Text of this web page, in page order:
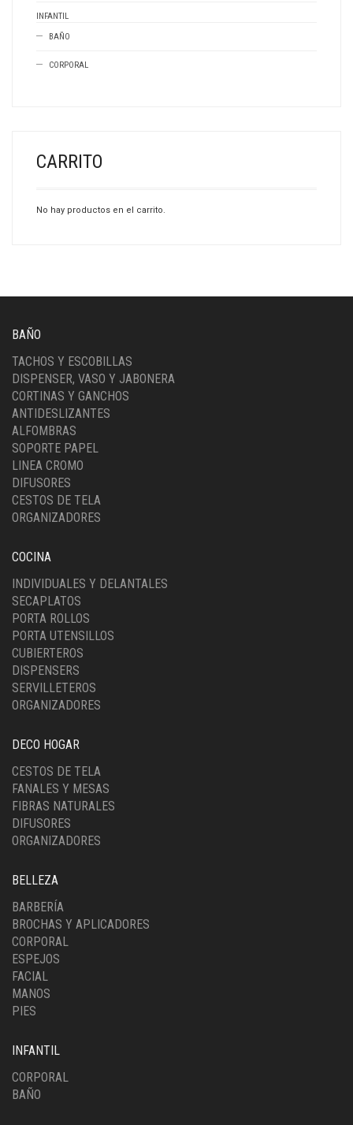
INFANTIL
BAÑO
CORPORAL
CARRITO
No hay productos en el carrito.
BAÑO
TACHOS Y ESCOBILLAS
DISPENSER, VASO Y JABONERA
CORTINAS Y GANCHOS
ANTIDESLIZANTES
ALFOMBRAS
SOPORTE PAPEL
LINEA CROMO
DIFUSORES
CESTOS DE TELA
ORGANIZADORES
COCINA
INDIVIDUALES Y DELANTALES
SECAPLATOS
PORTA ROLLOS
PORTA UTENSILLOS
CUBIERTEROS
DISPENSERS
SERVILLETEROS
ORGANIZADORES
DECO HOGAR
CESTOS DE TELA
FANALES Y MESAS
FIBRAS NATURALES
DIFUSORES
ORGANIZADORES
BELLEZA
BARBERÍA
BROCHAS Y APLICADORES
CORPORAL
ESPEJOS
FACIAL
MANOS
PIES
INFANTIL
CORPORAL
BAÑO